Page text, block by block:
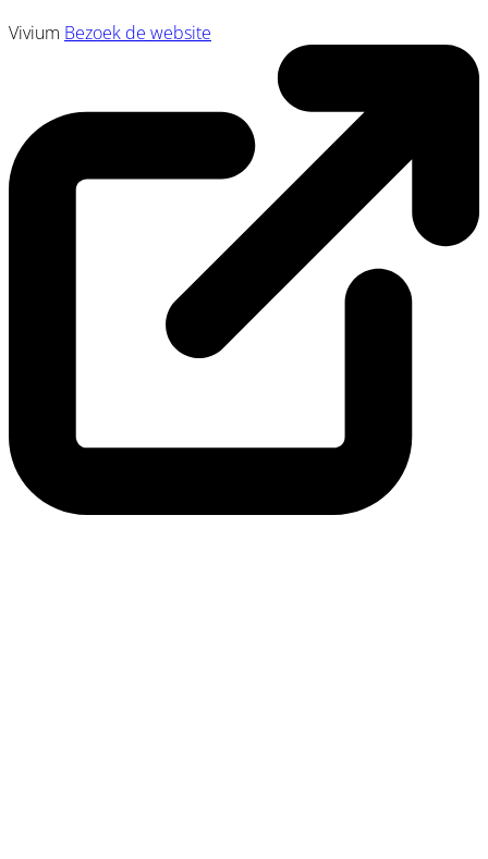
Vivium Bezoek de website